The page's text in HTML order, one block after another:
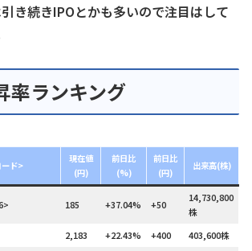
き続きIPOとかも多いので注目はして
率ランキング
ド>
現在値
(円)
前日比
(%)
前日比
(円)
出来高(株)
185 +37.04% +50
14,730,800
株
2,183 +22.43% +400
403,600株